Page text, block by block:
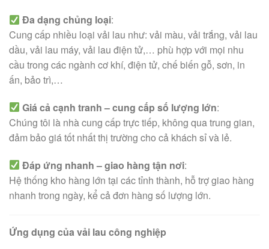
Đa dạng chủng loại:
Cung cấp nhiều loại vải lau như: vải màu, vải trắng, vải lau
dầu, vải lau máy, vải lau điện tử,… phù hợp với mọi nhu
cầu trong các ngành cơ khí, điện tử, chế biến gỗ, sơn, in
ấn, bảo trì,…
Giá cả cạnh tranh – cung cấp số lượng lớn:
Chúng tôi là nhà cung cấp trực tiếp, không qua trung gian,
đảm bảo giá tốt nhất thị trường cho cả khách sỉ và lẻ.
Đáp ứng nhanh – giao hàng tận nơi:
Hệ thống kho hàng lớn tại các tỉnh thành, hỗ trợ giao hàng
nhanh trong ngày, kể cả đơn hàng số lượng lớn.
Ứng dụng của vải lau công nghiệp